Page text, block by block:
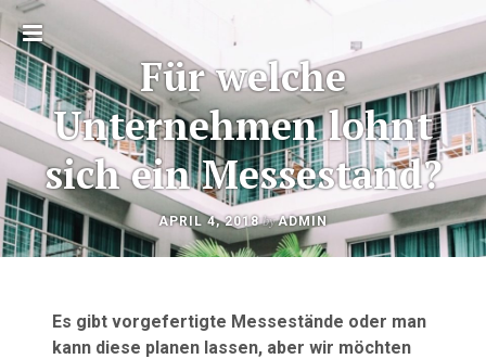
Toggle
sidebar
Für welche
Unternehmen lohnt
sich ein Messestand?
APRIL 4, 2018OKTOBER
23,
2020
byADMIN
Beitragsnavigation
Es gibt vorgefertigte Messestände oder man
kann diese planen lassen, aber wir möchten